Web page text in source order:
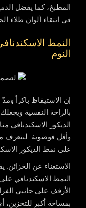
المطبخ، كما يفضل
في انتقاء ألوان طلاء
النمط
النوم
إن الاستيقاظ باكراً
بالراحة النفسية
الديكور الاسكندنافي
وأقل فوضوية. لنتعرف
على نمط الديكور
الاستغناء عن الخزائن:
النمط الاسكندنافي
الأرفف على جانبي
بمساحة أكبر للتخزين،